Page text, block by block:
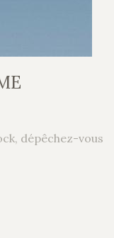
dépêchez-vous